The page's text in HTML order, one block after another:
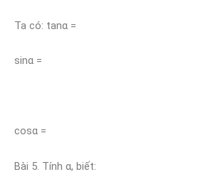
Ta có: tanα =
sinα =
cosα =
Bài 5. Tính α, biết: